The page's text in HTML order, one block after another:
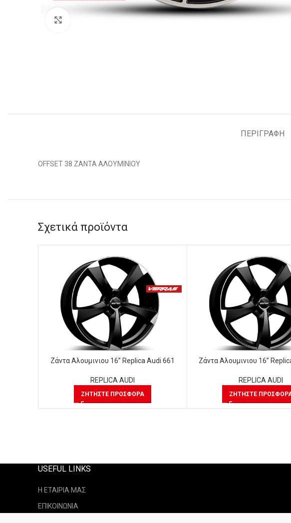
ΠΕΡΙΓΡΑΦΉ
OFFSET 38 ΖΑΝΤΑ ΑΛΟΥΜΙΝΙΟΥ
Σχετικά προϊόντα
Ζάντα Αλουμινιου 16” Replica Audi 661
REPLICA AUDI
ΖΗΤΉΣΤΕ ΠΡΟΣΦΟΡΆ
Ζάντα Αλουμινιου 16”
REPLICA AUDI
ΖΗΤΉΣΤΕ
USEFUL LINKS
Η ΕΤΑΙΡΙΑ ΜΑΣ
ΕΠΙΚΟΙΝΩΝΙΑ